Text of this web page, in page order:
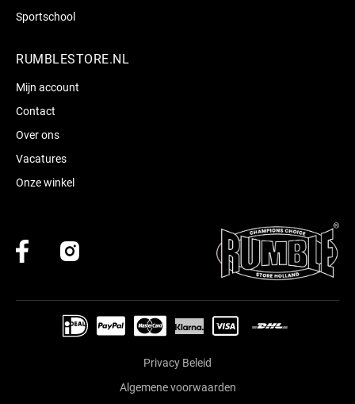
Sportschool
RUMBLESTORE.NL
Mijn account
Contact
Over ons
Vacatures
Onze winkel
Privacy Beleid
Algemene voorwaarden